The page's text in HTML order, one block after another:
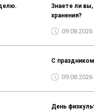
Знаете ли
хранения?
09.08.2026
С
09.08.2026
День